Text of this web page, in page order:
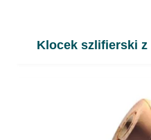
Klocek szlifierski z